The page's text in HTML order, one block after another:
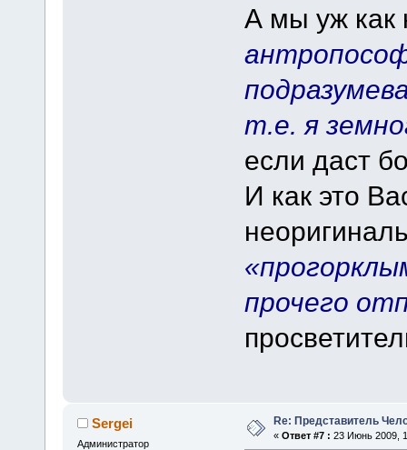
А мы уж как
т.е. я
если даст
И как это
прочего
Sergei
Администратор
Re: Представитель
« Ответ #7 : 23 Июнь 2009,